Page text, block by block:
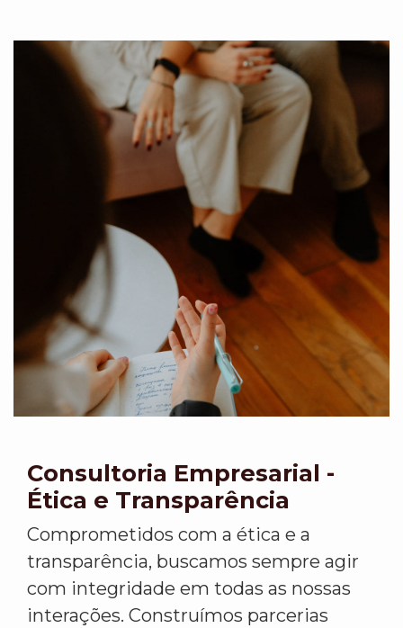
Consultoria Empresarial -
Ética e Transparência
Comprometidos com a ética e a
transparência, buscamos sempre agir
com integridade em todas as nossas
interações. Construímos parcerias